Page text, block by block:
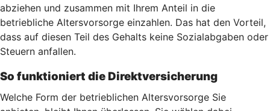
abziehen und zusammen mit Ihrem Anteil in die
betriebliche Altersvorsorge einzahlen. Das hat den Vorteil,
dass auf diesen Teil des Gehalts keine Sozialabgaben oder
Steuern anfallen.
So funktioniert die Direktversicherung
Welche Form der betrieblichen Altersvorsorge Sie